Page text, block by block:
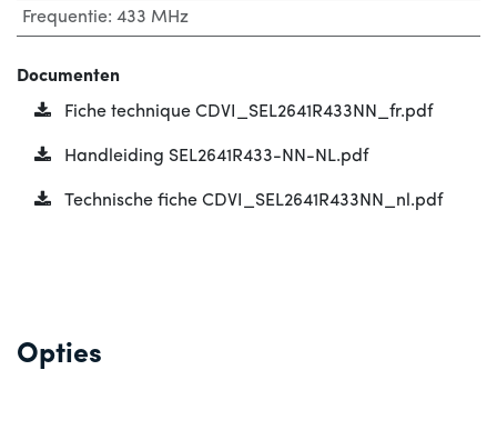
Frequentie: 433 MHz
Documenten
Fiche technique CDVI_SEL2641R433NN_fr.pdf
Handleiding SEL2641R433-NN-NL.pdf
Technische fiche CDVI_SEL2641R433NN_nl.pdf
Opties